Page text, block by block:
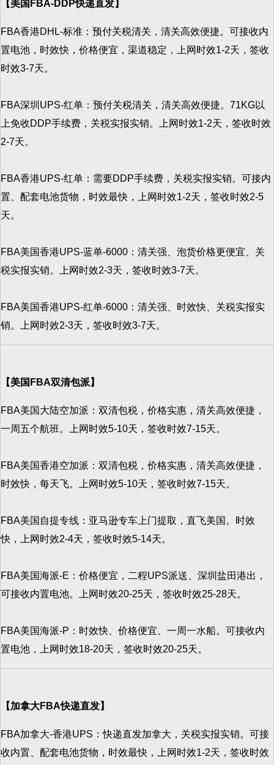
【美国FBA-DDP快递直发】
FBA香港DHL-标准：预付关税清关，清关高效便捷。可接收内
置电池，时效快，价格便宜，渠道稳定，上网时效1-2天，签收
时效3-7天。
FBA深圳UPS-红单：预付关税清关，清关高效便捷。71KG以
上免收DDP手续费，关税实报实销。上网时效1-2天，签收时效
2-7天。
FBA香港UPS-红单：需要DDP手续费，关税实报实销。可接内
置、配套电池货物，时效最快，上网时效1-2天，签收时效2-5
天。
FBA美国香港UPS-蓝单-6000：清关强、泡货价格更便宜、关
税实报实销。上网时效2-3天，签收时效3-7天。
FBA美国香港UPS-红单-6000：清关强、时效快、关税实报实
销。上网时效2-3天，签收时效3-7天。
【美国FBA双清包派】
FBA美国大陆空加派：双清包税，价格实惠，清关高效便捷，
一周五个航班。上网时效5-10天，签收时效7-15天。
FBA美国香港空加派：双清包税，价格实惠，清关高效便捷，
时效快，每天飞。上网时效5-10天，签收时效7-15天。
FBA美国自提专线：亚马逊专车上门提取，直飞美国。时效
快，上网时效2-4天，签收时效5-14天。
FBA美国海派-E：价格便宜，二程UPS派送、深圳盐田港出，
可接收内置电池。上网时效20-25天，签收时效25-28天。
FBA美国海派-P：时效快、价格便宜、一周一水船。可接收内
置电池，上网时效18-20天，签收时效20-25天。
【加拿大FBA快递直发】
FBA加拿大-香港UPS：快递直发加拿大，关税实报实销。可接
收内置、配套电池货物，时效最快，上网时效1-2天，签收时效